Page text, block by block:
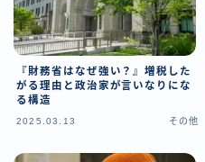
『財務省はなぜ強い？』増税した
がる理由と政治家が言いなりにな
る構造
2025.03.13 その他